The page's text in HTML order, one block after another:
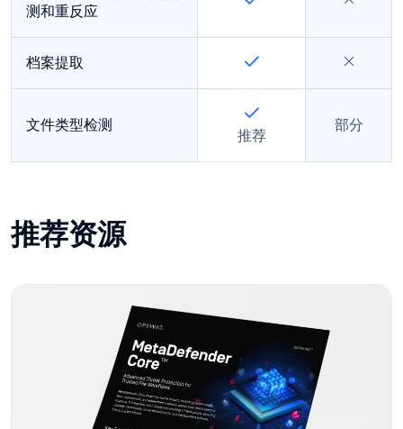
测和重反应
档案提取
文件类型检测
推荐
部分
推荐资源